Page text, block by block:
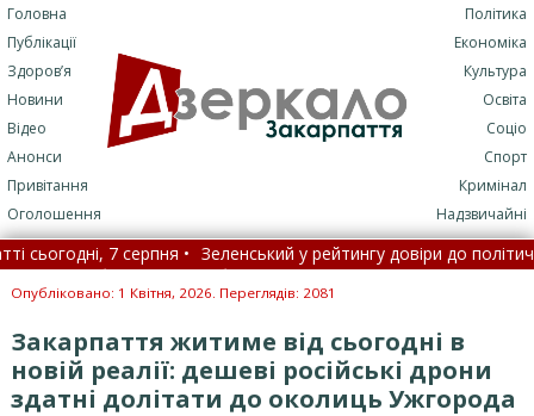
Головна
Публікації
Здоров’я
Новини
Відео
Анонси
Привітання
Оголошення
Політика
Економіка
Культура
Освіта
Соціо
Спорт
Кримінал
Надзвичайні
7 серпня • Зеленський у рейтингу довіри до політичних
які раніше були невиліковними• Нові правила
Опубліковано: 1 Квітня, 2026. Переглядів: 2081
Закарпаття житиме від сьогодні в
новій реалії: дешеві російські дрони
здатні долітати до околиць Ужгорода